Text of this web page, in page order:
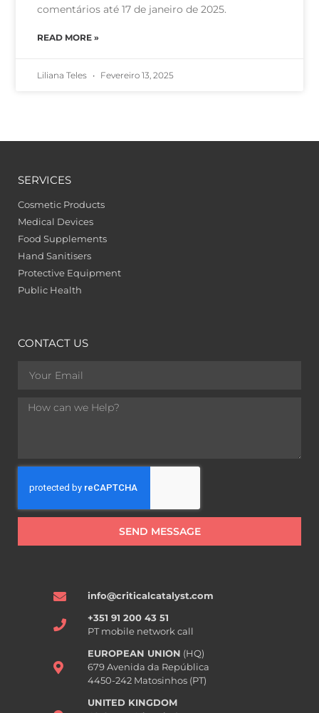
comentários até 17 de janeiro de 2025.
READ MORE »
Liliana Teles Fevereiro 13, 2025
SERVICES
Cosmetic Products
Medical Devices
Food Supplements
Hand Sanitisers
Protective Equipment
Public Health
CONTACT US
SEND MESSAGE
info@criticalcatalyst.com
+351 91 200 43 51
PT mobile network call
EUROPEAN UNION (HQ)
679 Avenida da República
4450-242 Matosinhos (PT)
UNITED KINGDOM